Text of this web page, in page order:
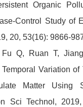
Organic
Control Study of
20, 53(16): 9866-
Q, Ruan T,
Variation of
Matter Using
Sci Technol,